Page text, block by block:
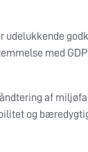
udelukkende
med
af
og